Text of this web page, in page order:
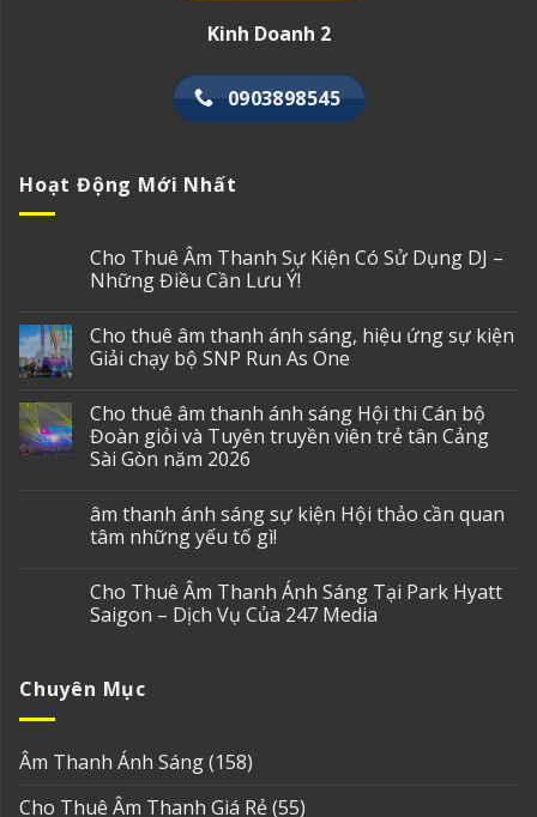
Kinh Doanh 2
0903898545
Hoạt Động Mới Nhất
Cho Thuê Âm Thanh Sự Kiện Có Sử Dụng DJ –
Những Điều Cần Lưu Ý!
Cho thuê âm thanh ánh sáng, hiệu ứng sự kiện
Giải chạy bộ SNP Run As One
Cho thuê âm thanh ánh sáng Hội thi Cán bộ
Đoàn giỏi và Tuyên truyền viên trẻ tân Cảng
Sài Gòn năm 2026
âm thanh ánh sáng sự kiện Hội thảo cần quan
tâm những yếu tố gì!
Cho Thuê Âm Thanh Ánh Sáng Tại Park Hyatt
Saigon – Dịch Vụ Của 247 Media
Chuyên Mục
Âm Thanh Ánh Sáng(158)
Cho Thuê Âm Thanh Giá Rẻ(55)